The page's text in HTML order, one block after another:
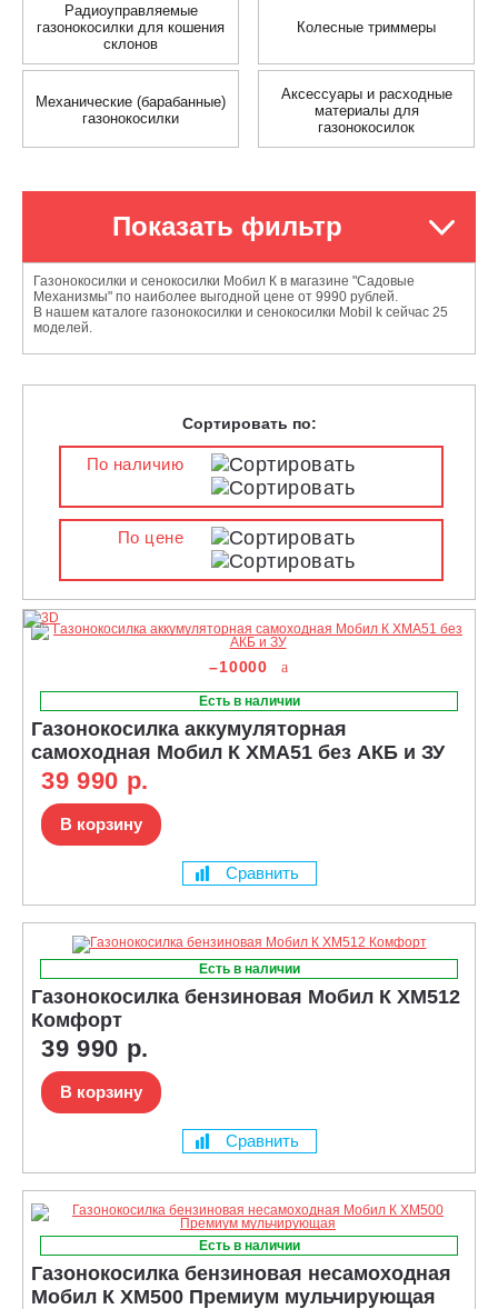
Радиоуправляемые
газонокосилки для кошения
склонов
Колесные триммеры
Механические (барабанные)
газонокосилки
Аксессуары и расходные
материалы для
газонокосилок
Показать фильтр
Газонокосилки и сенокосилки Мобил К в магазине "Садовые
Механизмы" по наиболее выгодной цене от 9990 рублей.
В нашем каталоге газонокосилки и сенокосилки Mobil k сейчас 25
моделей.
Сортировать по:
По наличию
По цене
–10000
Есть в наличии
Газонокосилка аккумуляторная
самоходная Мобил К XMA51 без АКБ и ЗУ
39 990 р.
В корзину
Сравнить
Есть в наличии
Газонокосилка бензиновая Мобил К XM512
Комфорт
39 990 р.
В корзину
Сравнить
Есть в наличии
Газонокосилка бензиновая несамоходная
Мобил К XM500 Премиум мульчирующая